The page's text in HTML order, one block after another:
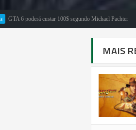
poderá custar 100$ segundo Michael Pachter
MAIS